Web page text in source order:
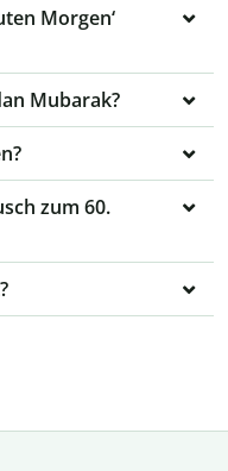
Morgen‘
Mubarak?
zum 60.